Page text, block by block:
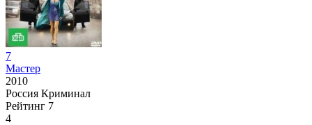
7
Мастер
2010
Россия Криминал
Рейтинг 7
4